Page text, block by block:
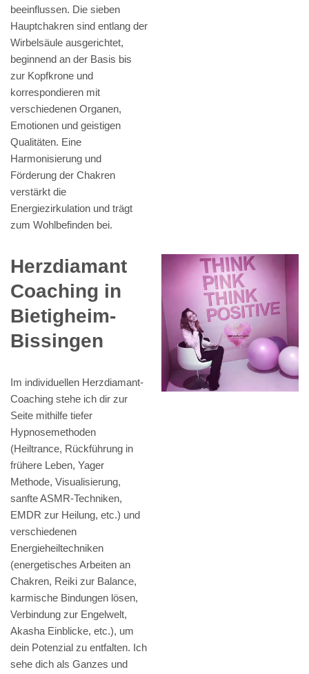
beeinflussen. Die sieben
Hauptchakren sind entlang der
Wirbelsäule ausgerichtet,
beginnend an der Basis bis
zur Kopfkrone und
korrespondieren mit
verschiedenen Organen,
Emotionen und geistigen
Qualitäten. Eine
Harmonisierung und
Förderung der Chakren
verstärkt die
Energiezirkulation und trägt
zum Wohlbefinden bei.
Herzdiamant
Coaching in
Bietigheim-
Bissingen
Im individuellen Herzdiamant-
Coaching stehe ich dir zur
Seite mithilfe tiefer
Hypnosemethoden
(Heiltrance, Rückführung in
frühere Leben, Yager
Methode, Visualisierung,
sanfte ASMR-Techniken,
EMDR zur Heilung, etc.) und
verschiedenen
Energieheiltechniken
(energetisches Arbeiten an
Chakren, Reiki zur Balance,
karmische Bindungen lösen,
Verbindung zur Engelwelt,
Akasha Einblicke, etc.), um
dein Potenzial zu entfalten. Ich
sehe dich als Ganzes und